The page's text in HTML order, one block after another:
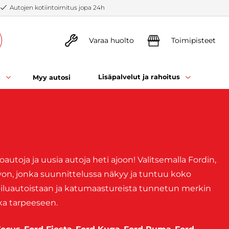
Autojen kotiintoimitus jopa 24h
Varaa huolto Toimipisteet
Myy autosi Lisäpalvelut ja rahoitus
ja uusia autoja heti ajoon! Valitsemalla Fordin,
jonka suunnittelussa näkyy ja tuntuu koko
ja katumaastureista tunnetun merkin
tarpeeseen.